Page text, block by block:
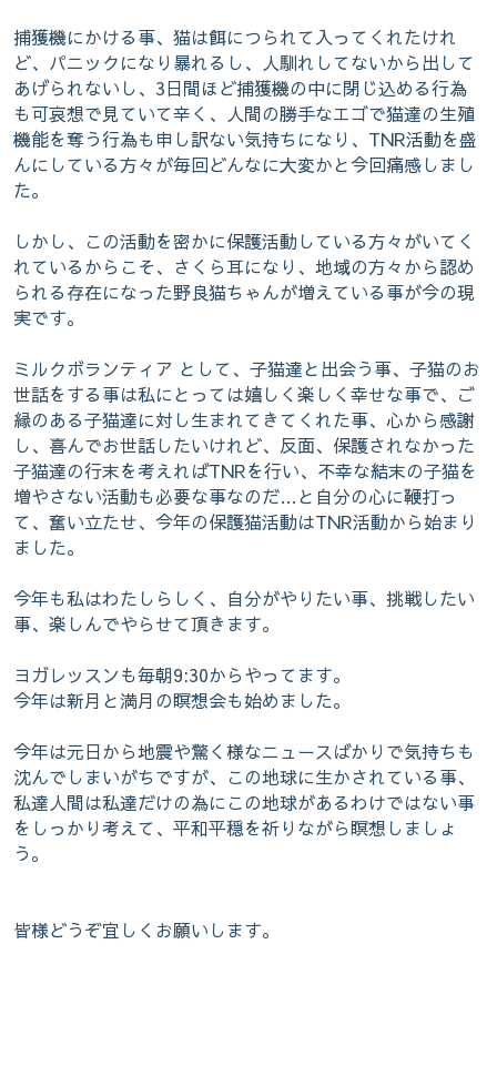
捕獲機にかける事、猫は餌につられて入ってくれたけれ
ど、パニックになり暴れるし、人馴れしてないから出して
あげられないし、3日間ほど捕獲機の中に閉じ込める行為
も可哀想で見ていて辛く、人間の勝手なエゴで猫達の生殖
機能を奪う行為も申し訳ない気持ちになり、TNR活動を盛
んにしている方々が毎回どんなに大変かと今回痛感しまし
た。
しかし、この活動を密かに保護活動している方々がいてく
れているからこそ、さくら耳になり、地域の方々から認め
られる存在になった野良猫ちゃんが増えている事が今の現
実です。
ミルクボランティア として、子猫達と出会う事、子猫のお
世話をする事は私にとっては嬉しく楽しく幸せな事で、ご
縁のある子猫達に対し生まれてきてくれた事、心から感謝
し、喜んでお世話したいけれど、反面、保護されなかった
子猫達の行末を考えればTNRを行い、不幸な結末の子猫を
増やさない活動も必要な事なのだ…と自分の心に鞭打っ
て、奮い立たせ、今年の保護猫活動はTNR活動から始まり
ました。
今年も私はわたしらしく、自分がやりたい事、挑戦したい
事、楽しんでやらせて頂きます。
ヨガレッスンも毎朝9:30からやってます。
今年は新月と満月の瞑想会も始めました。
今年は元日から地震や驚く様なニュースばかりで気持ちも
沈んでしまいがちですが、この地球に生かされている事、
私達人間は私達だけの為にこの地球があるわけではない事
をしっかり考えて、平和平穏を祈りながら瞑想しましょ
う。
皆様どうぞ宜しくお願いします。